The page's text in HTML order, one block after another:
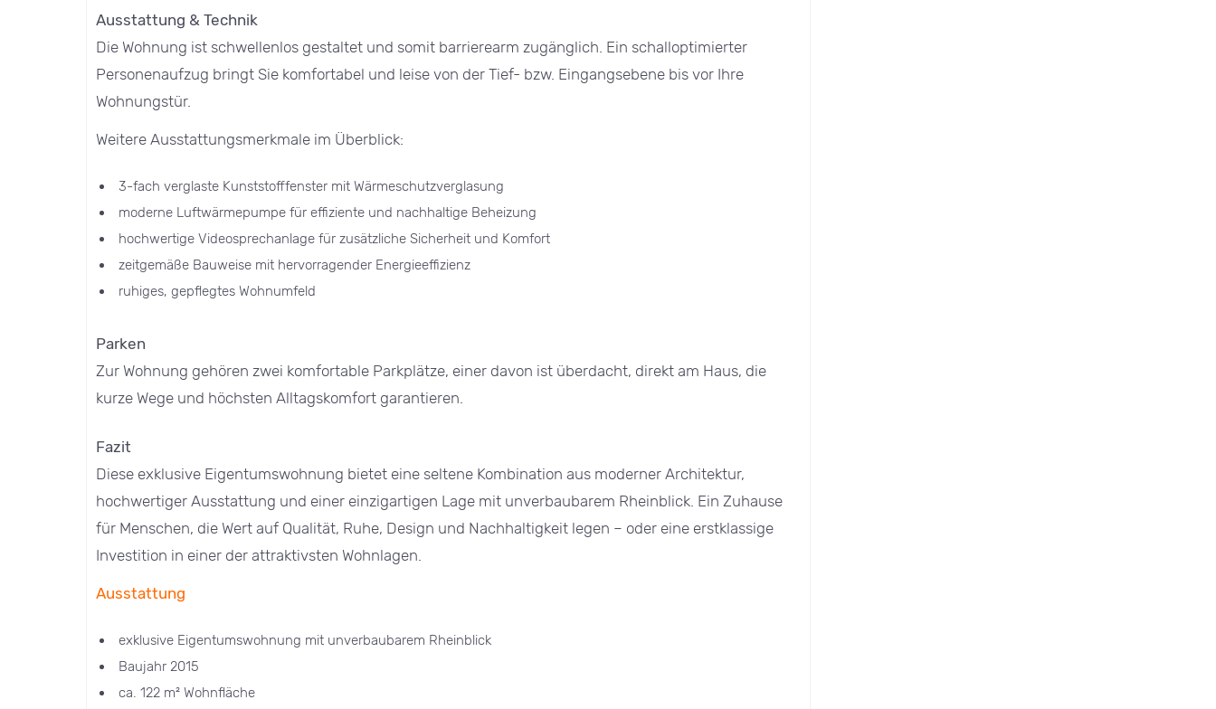
Ausstattung & Technik
Die Wohnung ist schwellenlos gestaltet und somit barrierearm zugänglich. Ein schalloptimierter
Personenaufzug bringt Sie komfortabel und leise von der Tief- bzw. Eingangsebene bis vor Ihre
Wohnungstür.
Weitere Ausstattungsmerkmale im Überblick:
3-fach verglaste Kunststofffenster mit Wärmeschutzverglasung
moderne Luftwärmepumpe für effiziente und nachhaltige Beheizung
hochwertige Videosprechanlage für zusätzliche Sicherheit und Komfort
zeitgemäße Bauweise mit hervorragender Energieeffizienz
ruhiges, gepflegtes Wohnumfeld
Parken
Zur Wohnung gehören zwei komfortable Parkplätze, einer davon ist überdacht, direkt am Haus, die
kurze Wege und höchsten Alltagskomfort garantieren.
Fazit
Diese exklusive Eigentumswohnung bietet eine seltene Kombination aus moderner Architektur,
hochwertiger Ausstattung und einer einzigartigen Lage mit unverbaubarem Rheinblick. Ein Zuhause
für Menschen, die Wert auf Qualität, Ruhe, Design und Nachhaltigkeit legen – oder eine erstklassige
Investition in einer der attraktivsten Wohnlagen.
Ausstattung
exklusive Eigentumswohnung mit unverbaubarem Rheinblick
Baujahr 2015
ca. 122 m² Wohnfläche